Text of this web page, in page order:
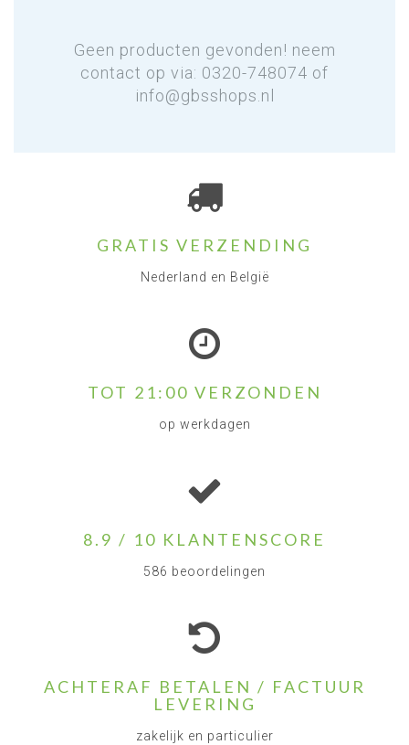
Geen producten gevonden! neem
contact op via: 0320-748074 of
info@gbsshops.nl
GRATIS VERZENDING
Nederland en België
TOT 21:00 VERZONDEN
op werkdagen
8.9 / 10 KLANTENSCORE
586 beoordelingen
ACHTERAF BETALEN / FACTUUR
LEVERING
zakelijk en particulier